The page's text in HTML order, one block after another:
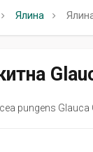
Ялина
pungens